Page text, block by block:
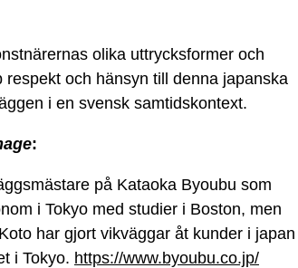
olika uttrycksformer och
och hänsyn till denna japanska
i en svensk samtidskontext.
:
på Kataoka Byoubu som
i Tokyo med studier i Boston, men
har gjort vikväggar åt kunder i japan
i Tokyo. https://www.byoubu.co.jp/